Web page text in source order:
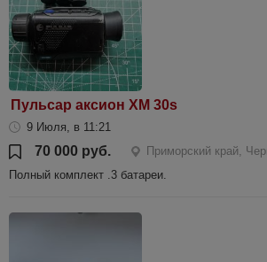
Пульсар аксион XM 30s
9 Июля, в 11:21
70 000 руб.
Приморский край,
Полный комплект .3 батареи.